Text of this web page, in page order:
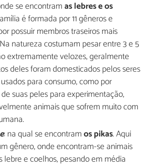
se encontramas lebres e os
é formada por 11 gêneros e
possuir membros traseiros mais
natureza costumam pesar entre 3 e 5
extremamente velozes, geralmente
deles foram domesticados pelos seres
para consumo, como por
suas peles para experimentação,
animais que sofrem muito com
: na qual se encontramos pikas. Aqui
gênero, onde encontram-se animais
lebre e coelhos, pesando em média